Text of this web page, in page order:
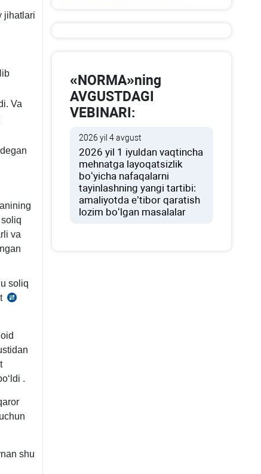
jihatlari
Va
va
soliq
.
shu
«NORMA»ning
AVGUSTDAGI
VEBINARI:
2026 yil 4 avgust
2026 yil 1 iyuldan vaqtincha
mehnatga layoqatsizlik
boʻyicha nafaqalarni
tayinlashning yangi tartibi:
amaliyotda e’tibor qaratish
lozim boʻlgan masalalar